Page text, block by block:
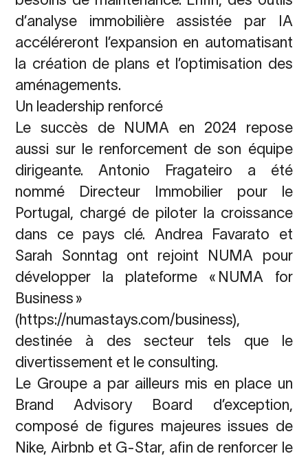
d’analyse immobilière assistée par IA
accéléreront l’expansion en automatisant
la création de plans et l’optimisation des
aménagements.
Un leadership renforcé
Le succès de NUMA en 2024 repose
aussi sur le renforcement de son équipe
dirigeante. Antonio Fragateiro a été
nommé Directeur Immobilier pour le
Portugal, chargé de piloter la croissance
dans ce pays clé. Andrea Favarato et
Sarah Sonntag ont rejoint NUMA pour
développer la plateforme « NUMA for
Business »
(https://numastays.com/business),
destinée à des secteur tels que le
divertissement et le consulting.
Le Groupe a par ailleurs mis en place un
Brand Advisory Board d’exception,
composé de figures majeures issues de
Nike, Airbnb et G-Star, afin de renforcer le